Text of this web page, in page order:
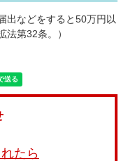
出などをすると50万円以
第32条。）
たら